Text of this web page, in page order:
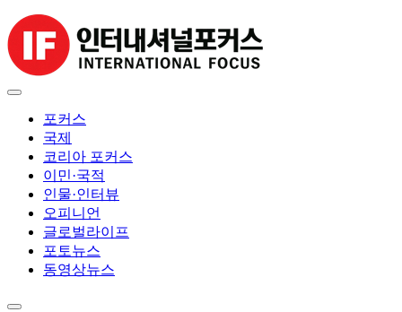
포커스
국제
코리아 포커스
이민·국적
인물·인터뷰
오피니언
글로벌라이프
포토뉴스
동영상뉴스